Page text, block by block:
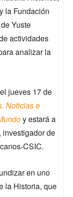
la Fundación
Yuste
actividades
analizar la
jueves 17 de
Noticias e
y estará a
investigador de
CSIC.
en uno
la Historia, que